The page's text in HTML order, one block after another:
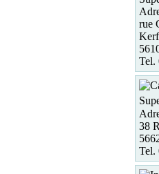
rue
Tel.
38
Tel.